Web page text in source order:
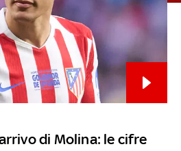
di Molina: le cifre